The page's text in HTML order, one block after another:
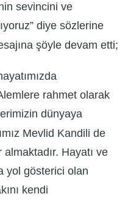
sevincini ve
diye sözlerine
şöyle devam etti;
rahmet olarak
dünyaya
Mevlid Kandili de
Hayatı ve
yol gösterici olan
kendi